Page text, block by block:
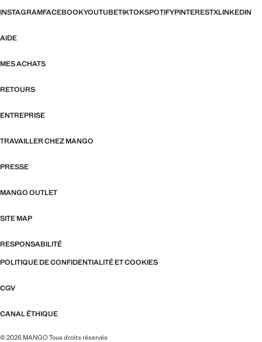
INSTAGRAMFACEBOOKYOUTUBETIKTOKSPOTIFYPINTERESTXLINKEDIN
AIDE
MES ACHATS
RETOURS
ENTREPRISE
TRAVAILLER CHEZ MANGO
PRESSE
MANGO OUTLET
SITE MAP
RESPONSABILITÉ
POLITIQUE DE CONFIDENTIALITÉ ET COOKIES
CGV
CANAL ÉTHIQUE
© 2026 MANGO Tous droits réservés